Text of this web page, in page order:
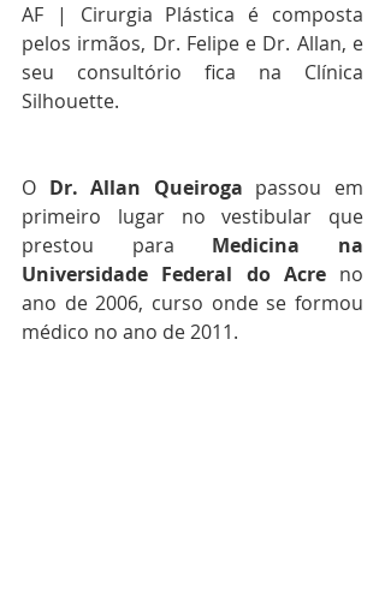
AF | Cirurgia Plástica é composta
pelos irmãos, Dr. Felipe e Dr. Allan, e
seu consultório fica na Clínica
Silhouette.
O Dr. Allan Queiroga passou em
primeiro lugar no vestibular que
prestou para Medicina na
Universidade Federal do Acre no
ano de 2006, curso onde se formou
médico no ano de 2011.